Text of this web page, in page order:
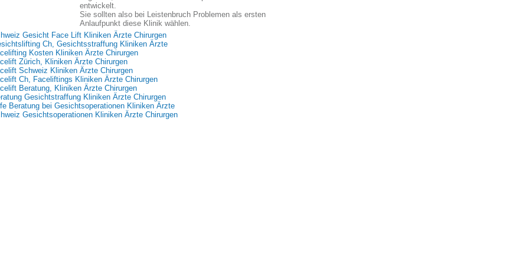
entwickelt.
Sie sollten also bei Leistenbruch Problemen als ersten
Anlaufpunkt diese Klinik wählen.
Gesicht Face Lift Kliniken Ärzte Chirurgen
Ch, Gesichtsstraffung Kliniken Ärzte
Kosten Kliniken Ärzte Chirurgen
Zürich, Kliniken Ärzte Chirurgen
Schweiz Kliniken Ärzte Chirurgen
Ch, Faceliftings Kliniken Ärzte Chirurgen
Beratung, Kliniken Ärzte Chirurgen
Gesichtstraffung Kliniken Ärzte Chirurgen
Beratung bei Gesichtsoperationen Kliniken Ärzte
Gesichtsoperationen Kliniken Ärzte Chirurgen